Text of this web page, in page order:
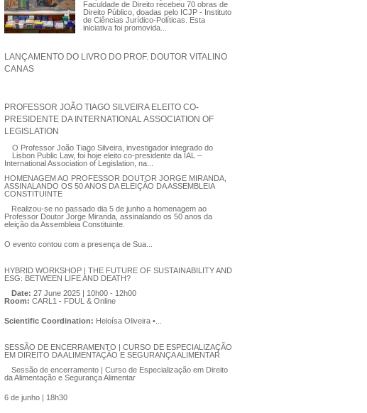
Faculdade de Direito recebeu 70 obras de
Direito Público, doadas pelo ICJP - Instituto
de Ciências Jurídico-Políticas. Esta
iniciativa foi promovida...
LANÇAMENTO DO LIVRO DO PROF. DOUTOR VITALINO
CANAS
PROFESSOR JOÃO TIAGO SILVEIRA ELEITO CO-
PRESIDENTE DA INTERNATIONAL ASSOCIATION OF
LEGISLATION
O Professor João Tiago Silveira, investigador integrado do
Lisbon Public Law, foi hoje eleito co-presidente da IAL –
International Association of Legislation, na...
HOMENAGEM AO PROFESSOR DOUTOR JORGE MIRANDA,
ASSINALANDO OS 50 ANOS DA ELEIÇÃO DA ASSEMBLEIA
CONSTITUINTE
Realizou-se no passado dia 5 de junho a homenagem ao
Professor Doutor Jorge Miranda, assinalando os 50 anos da
eleição da Assembleia Constituinte.
O evento contou com a presença de Sua...
HYBRID WORKSHOP | THE FUTURE OF SUSTAINABILITY AND
ESG: BETWEEN LIFE AND DEATH?
Date:27 June 2025 | 10h00 - 12h00
Room: CARL1- FDUL & Online
Scientific Coordination: Heloísa Oliveira •...
SESSÃO DE ENCERRAMENTO | CURSO DE ESPECIALIZAÇÃO
EM DIREITO DA ALIMENTAÇÃO E SEGURANÇA ALIMENTAR
Sessão de encerramento | Curso de Especialização em Direito
da Alimentação e Segurança Alimentar
6 de junho | 18h30